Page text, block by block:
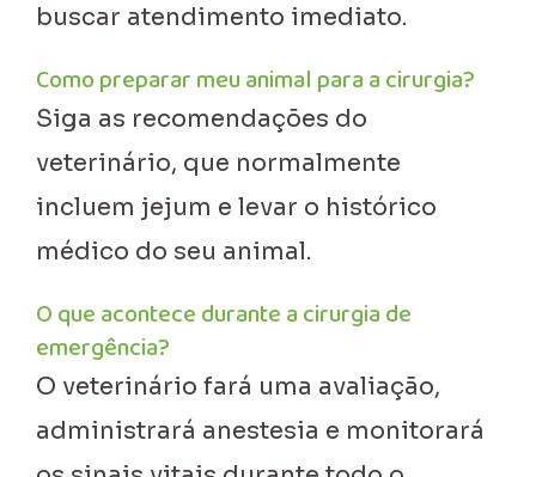
buscar atendimento imediato.
Como preparar meu animal para a cirurgia?
Siga as recomendações do
veterinário, que normalmente
incluem jejum e levar o histórico
médico do seu animal.
O que acontece durante a cirurgia de
emergência?
O veterinário fará uma avaliação,
administrará anestesia e monitorará